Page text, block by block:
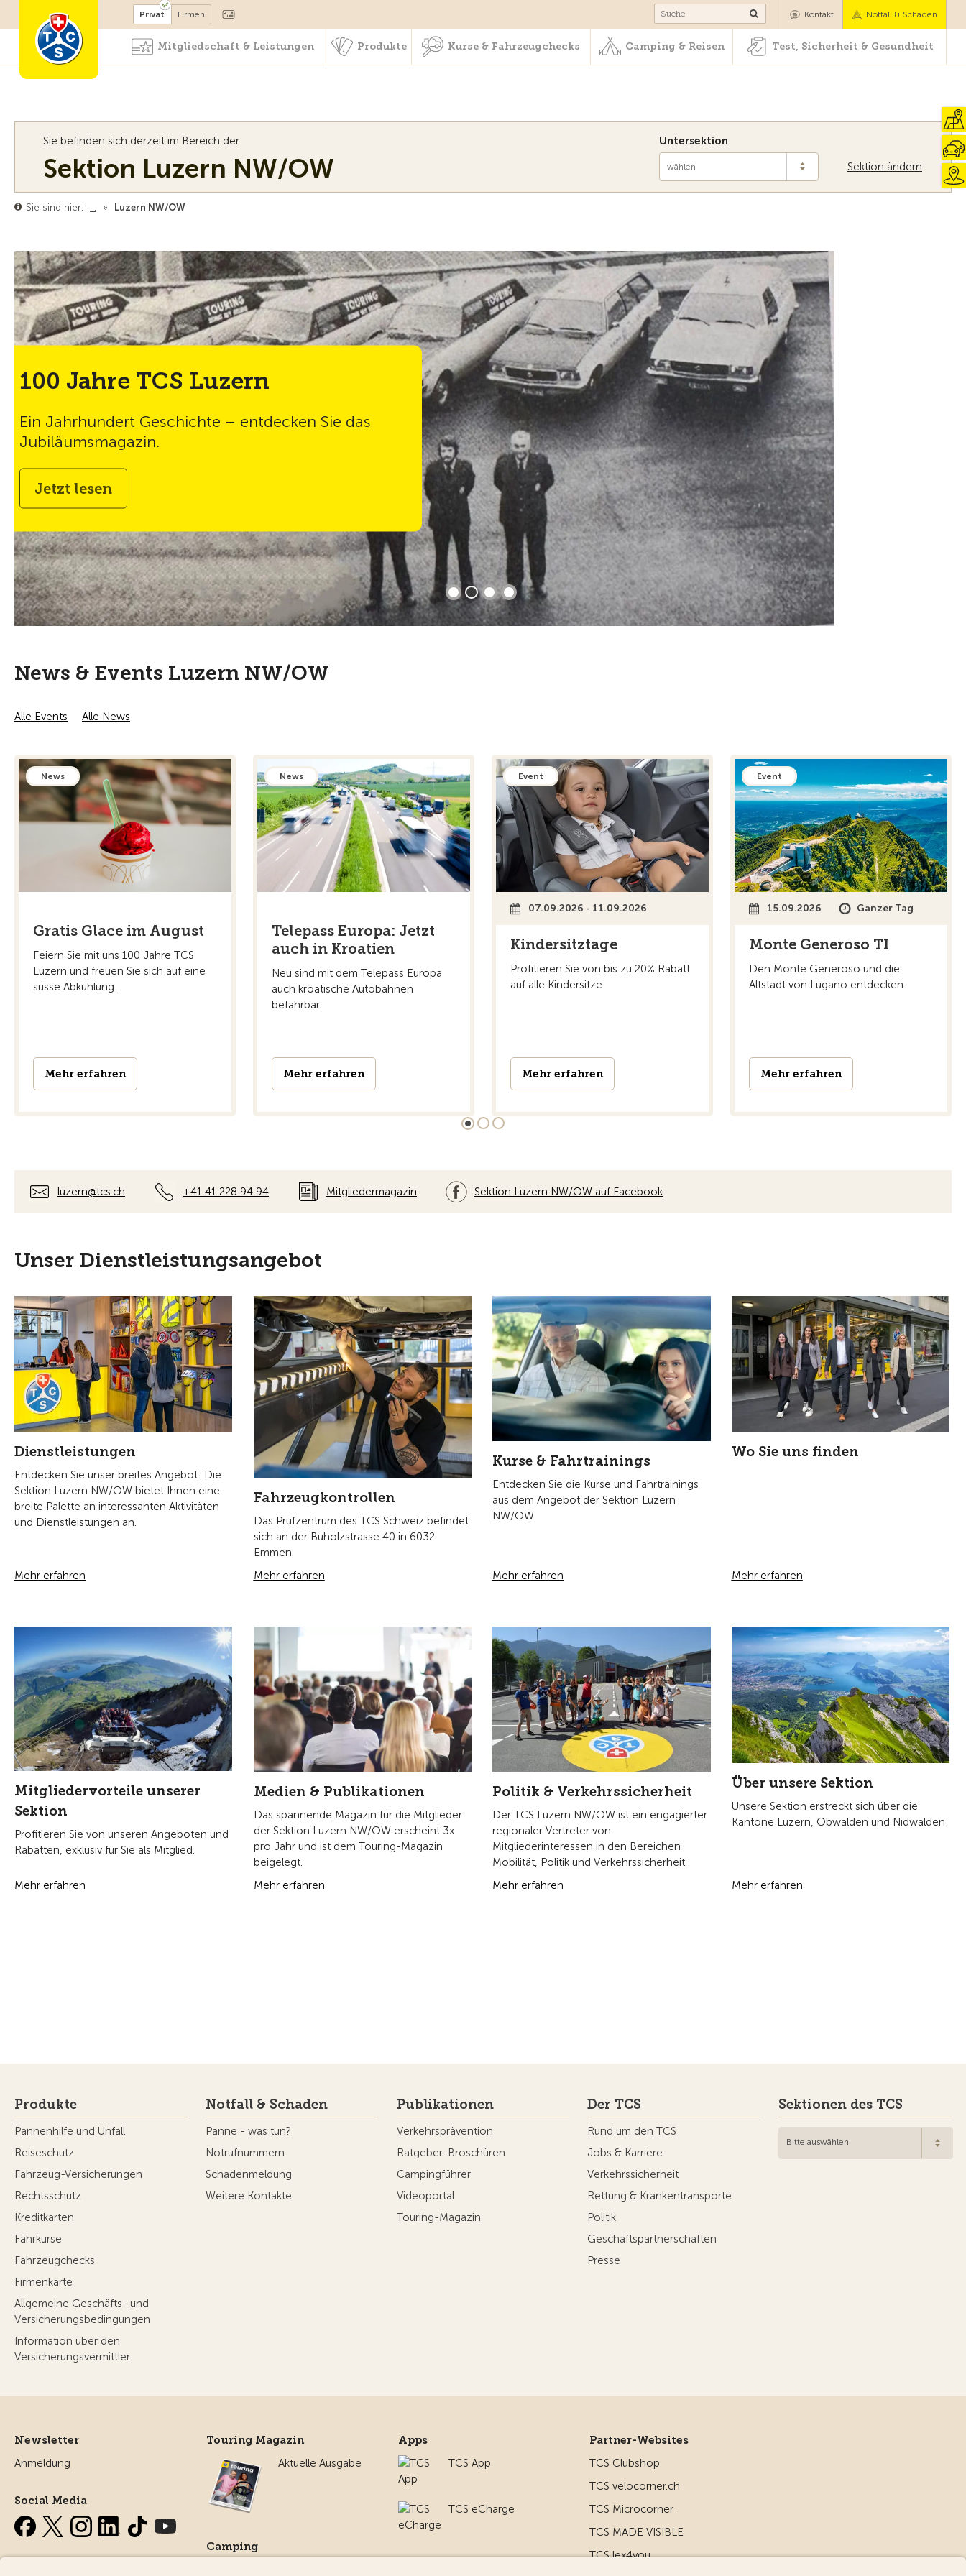
Mitglied werden Camping & Reisen Test, Sicherheit & Gesundheit
Privat Firmen Kontakt Notfall & Schaden
Mitgliedschaft & Leistungen Produkte Kurse & Fahrzeugchecks Camping & Reisen Test, Sicherheit & Gesundheit
Sie befinden sich derzeit im Bereich der
Sektion Luzern NW/OW Sektion ändern
Untersektion
wählen
Sie sind hier: … » Luzern NW/OW
TCS bike repAIR
Mit den Veloreparatursäulen kleine Reparaturen
jederzeit selbst erledigen.
News & Events Luzern NW/OW
Alle Events Alle News
News
Gratis Glace im August
Feiern Sie mit uns 100 Jahre TCS
Luzern und freuen Sie sich auf eine
süsse Abkühlung.
Mehr erfahren
News
Telepass Europa: Jetzt
auch in Kroatien
Neu sind mit dem Telepass Europa
auch kroatische Autobahnen
befahrbar.
Mehr erfahren
Event
07.09.2026 - 11.09.2026
Kindersitztage
Profitieren Sie von bis zu 20% Rabatt
auf alle Kindersitze.
Mehr erfahren
Event
15.09.2026 Ganzer Tag
Monte Generoso TI
Den Monte Generoso und die
Altstadt von Lugano entdecken.
Mehr erfahren
luzern@tcs.ch +41 41 228 94 94 Mitgliedermagazin Sektion Luzern NW/OW auf Facebook
Unser Dienstleistungsangebot
Dienstleistungen
Entdecken Sie unser breites Angebot: Die
Sektion Luzern NW/OW bietet Ihnen eine
breite Palette an interessanten Aktivitäten
und Dienstleistungen an.
Mehr erfahren
Fahrzeugkontrollen
Das Prüfzentrum des TCS Schweiz befindet
sich an der Buholzstrasse 40 in 6032
Emmen.
Mehr erfahren
Kurse & Fahrtrainings
Entdecken Sie die Kurse und Fahrtrainings
aus dem Angebot der Sektion Luzern
NW/OW.
Mehr erfahren
Wo Sie uns finden
Mehr erfahren
Mitgliedervorteile unserer
Sektion
Profitieren Sie von unseren Angeboten und
Rabatten, exklusiv für Sie als Mitglied.
Mehr erfahren
Medien & Publikationen
Das spannende Magazin für die Mitglieder
der Sektion Luzern NW/OW erscheint 3x
pro Jahr und ist dem Touring-Magazin
beigelegt.
Mehr erfahren
Politik & Verkehrssicherheit
Der TCS Luzern NW/OW ist ein engagierter
regionaler Vertreter von
Mitgliederinteressen in den Bereichen
Mobilität, Politik und Verkehrssicherheit.
Mehr erfahren
Über unsere Sektion
Unsere Sektion erstreckt sich über die
Kantone Luzern, Obwalden und Nidwalden
Mehr erfahren
Produkte
Pannenhilfe und Unfall
Reiseschutz
Fahrzeug-Versicherungen
Rechtsschutz
Kreditkarten
Fahrkurse
Fahrzeugchecks
Firmenkarte
Allgemeine Geschäfts- und
Versicherungsbedingungen
Information über den
Versicherungsvermittler
Notfall & Schaden
Panne - was tun?
Notrufnummern
Schadenmeldung
Weitere Kontakte
Publikationen
Verkehrsprävention
Ratgeber-Broschüren
Campingführer
Videoportal
Touring-Magazin
Der TCS
Rund um den TCS
Jobs & Karriere
Verkehrssicherheit
Rettung & Krankentransporte
Politik
Geschäftspartnerschaften
Presse
Sektionen des TCS
Bitte auswählen
Newsletter
Anmeldung
Social Media
Touring Magazin
Aktuelle Ausgabe
Camping
Apps
TCS App
TCS eCharge
Partner-Websites
TCS Clubshop
TCS velocorner.ch
TCS Microcorner
TCS MADE VISIBLE
TCS lex4you